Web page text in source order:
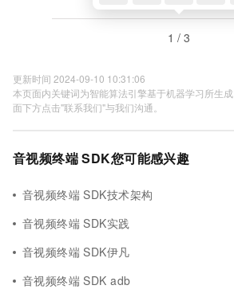
1 / 3
更新时间 2024-09-10 10:31:06
本页面内关键词为智能算法引擎基于机器学习所生
面下方点击"联系我们"与我们沟通。
音视频终端 SDK您可能感兴趣
音视频终端 SDK技术架构
音视频终端 SDK实践
音视频终端 SDK伊凡
音视频终端 SDK adb